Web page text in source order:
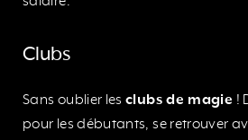
Clubs
Sans oublier lesclubs de magie !
pour les débutants, se retrouver